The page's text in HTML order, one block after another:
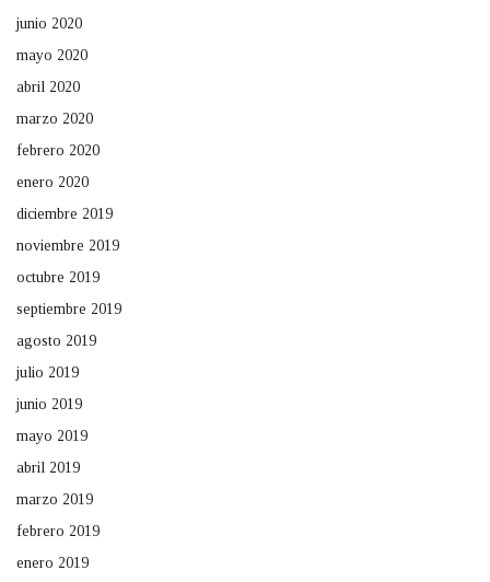
junio 2020
mayo 2020
abril 2020
marzo 2020
febrero 2020
enero 2020
diciembre 2019
noviembre 2019
octubre 2019
septiembre 2019
agosto 2019
julio 2019
junio 2019
mayo 2019
abril 2019
marzo 2019
febrero 2019
enero 2019